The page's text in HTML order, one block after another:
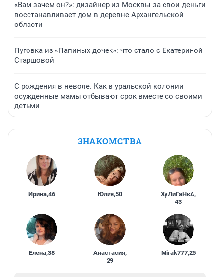
«Вам зачем он?»: дизайнер из Москвы за свои деньги
восстанавливает дом в деревне Архангельской
области
Пуговка из «Папиных дочек»: что стало с Екатериной
Старшовой
С рождения в неволе. Как в уральской колонии
осужденные мамы отбывают срок вместе со своими
детьми
ЗНАКОМСТВА
Ирина,46 Юлия,50 ХуЛиГаНкА,
43
Елена,38 Анастасия,
29
Mirak777,25